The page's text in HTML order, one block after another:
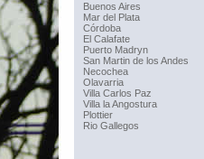
Buenos Aires
Mar del Plata
Córdoba
El Calafate
Puerto Madryn
San Martin de los Andes
Necochea
Olavarria
Villa Carlos Paz
Villa la Angostura
Plottier
Rio Gallegos